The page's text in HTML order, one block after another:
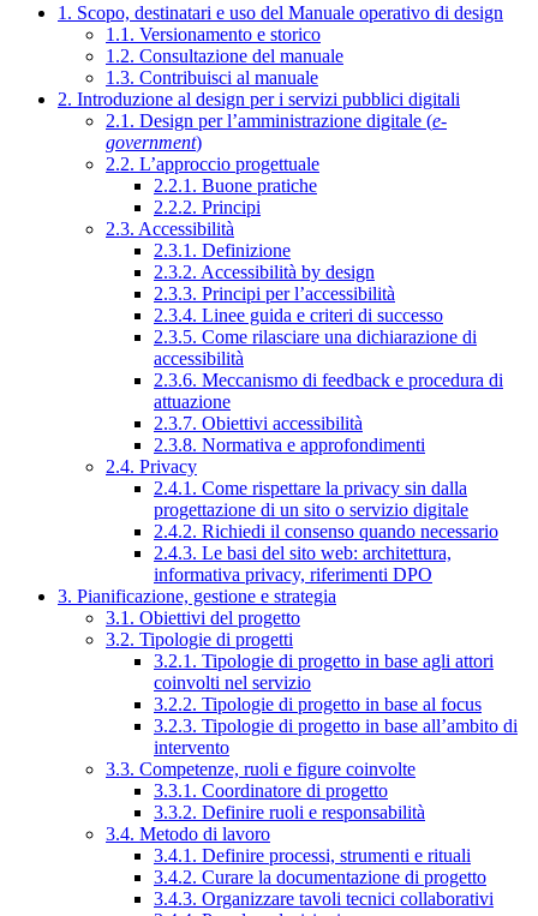
1. Scopo, destinatari e uso del Manuale operativo di design
1.1. Versionamento e storico
1.2. Consultazione del manuale
1.3. Contribuisci al manuale
2. Introduzione al design per i servizi pubblici digitali
2.1. Design per l’amministrazione digitale (e-
government)
2.2. L’approccio progettuale
2.2.1. Buone pratiche
2.2.2. Principi
2.3. Accessibilità
2.3.1. Definizione
2.3.2. Accessibilità by design
2.3.3. Principi per l’accessibilità
2.3.4. Linee guida e criteri di successo
2.3.5. Come rilasciare una dichiarazione di
accessibilità
2.3.6. Meccanismo di feedback e procedura di
attuazione
2.3.7. Obiettivi accessibilità
2.3.8. Normativa e approfondimenti
2.4. Privacy
2.4.1. Come rispettare la privacy sin dalla
progettazione di un sito o servizio digitale
2.4.2. Richiedi il consenso quando necessario
2.4.3. Le basi del sito web: architettura,
informativa privacy, riferimenti DPO
3. Pianificazione, gestione e strategia
3.1. Obiettivi del progetto
3.2. Tipologie di progetti
3.2.1. Tipologie di progetto in base agli attori
coinvolti nel servizio
3.2.2. Tipologie di progetto in base al focus
3.2.3. Tipologie di progetto in base all’ambito di
intervento
3.3. Competenze, ruoli e figure coinvolte
3.3.1. Coordinatore di progetto
3.3.2. Definire ruoli e responsabilità
3.4. Metodo di lavoro
3.4.1. Definire processi, strumenti e rituali
3.4.2. Curare la documentazione di progetto
3.4.3. Organizzare tavoli tecnici collaborativi